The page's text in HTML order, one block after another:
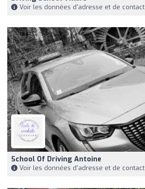
Voir les données d'adresse et de contact
School Of Driving Antoine
Voir les données d'adresse et de contact